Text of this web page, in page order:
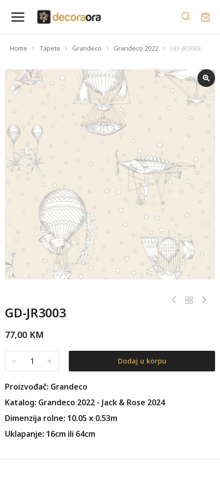
You are here:
Home Tapete Grandeco Grandeco 2022 GD-JR3003
GD-JR3003
77,00 KM
﹣ ﹢ Dodaj u korpu
Proizvođač: Grandeco
Katalog: Grandeco 2022 - Jack & Rose 2024
Dimenzija rolne: 10.05 x 0.53m
Uklapanje: 16cm ili 64cm